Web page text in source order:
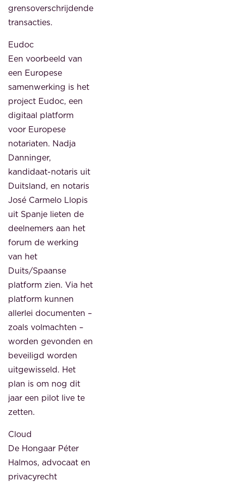
grensoverschrijdende
transacties.
Eudoc
Een voorbeeld van
een Europese
samenwerking is het
project Eudoc, een
digitaal platform
voor Europese
notariaten. Nadja
Danninger,
kandidaat-notaris uit
Duitsland, en notaris
José Carmelo Llopis
uit Spanje lieten de
deelnemers aan het
forum de werking
van het
Duits/Spaanse
platform zien. Via het
platform kunnen
allerlei documenten –
zoals volmachten –
worden gevonden en
beveiligd worden
uitgewisseld. Het
plan is om nog dit
jaar een pilot live te
zetten.
Cloud
De Hongaar Péter
Halmos, advocaat en
privacyrecht